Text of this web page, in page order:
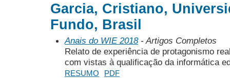
Garcia, Cristiano,
Fundo, Brasil
Anais do WIE 2018- Artigos Completos
Relato de experiência de protagonismo
com vistas à qualificação da informática
RESUMO PDF